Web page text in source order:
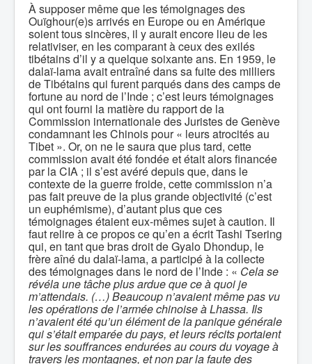
À supposer même que les témoignages des
Ouïghour(e)s arrivés en Europe ou en Amérique
soient tous sincères, il y aurait encore lieu de les
relativiser, en les comparant à ceux des exilés
tibétains d’il y a quelque soixante ans. En 1959, le
dalaï-lama avait entraîné dans sa fuite des milliers
de Tibétains qui furent parqués dans des camps de
fortune au nord de l’Inde ; c’est leurs témoignages
qui ont fourni la matière du rapport de la
Commission internationale des Juristes de Genève
condamnant les Chinois pour « leurs atrocités au
Tibet ». Or, on ne le saura que plus tard, cette
commission avait été fondée et était alors financée
par la CIA ; il s’est avéré depuis que, dans le
contexte de la guerre froide, cette commission n’a
pas fait preuve de la plus grande objectivité (c’est
un euphémisme), d’autant plus que ces
témoignages étaient eux-mêmes sujet à caution. Il
faut relire à ce propos ce qu’en a écrit Tashi Tsering
qui, en tant que bras droit de Gyalo Dhondup, le
frère aîné du dalaï-lama, a participé à la collecte
des témoignages dans le nord de l’Inde : « Cela se
révéla une tâche plus ardue que ce à quoi je
m’attendais. (…) Beaucoup n’avaient même pas vu
les opérations de l’armée chinoise à Lhassa. Ils
n’avaient été qu’un élément de la panique générale
qui s’était emparée du pays, et leurs récits portaient
sur les souffrances endurées au cours du voyage à
travers les montagnes, et non par la faute des